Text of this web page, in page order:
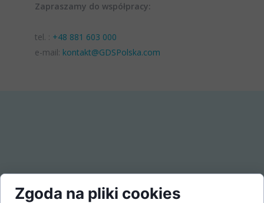
Zapraszamy do współpracy:
tel. : +48 881 603 000
e-mail: kontakt@GDSPolska.com
Zgoda na pliki cookies